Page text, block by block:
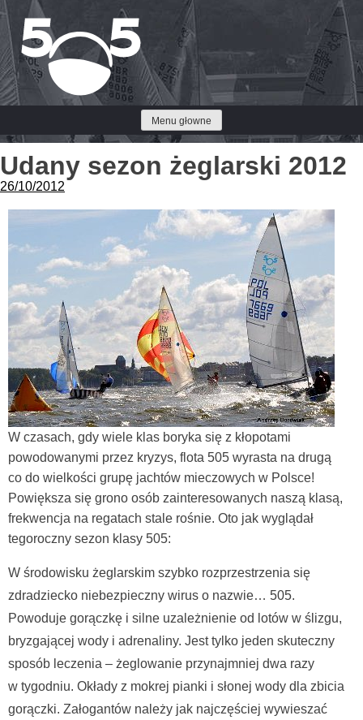
Przejdź
do
treści
Menu głowne
Udany sezon żeglarski 2012
26/10/2012
W czasach, gdy wiele klas boryka się z kłopotami
powodowanymi przez kryzys, flota 505 wyrasta na drugą
co do wielkości grupę jachtów mieczowych w Polsce!
Powiększa się grono osób zainteresowanych naszą klasą,
frekwencja na regatach stale rośnie. Oto jak wyglądał
tegoroczny sezon klasy 505:
W środowisku żeglarskim szybko rozprzestrzenia się
zdradziecko niebezpieczny wirus o nazwie… 505.
Powoduje gorączkę i silne uzależnienie od lotów w ślizgu,
bryzgającej wody i adrenaliny. Jest tylko jeden skuteczny
sposób leczenia – żeglowanie przynajmniej dwa razy
w tygodniu. Okłady z mokrej pianki i słonej wody dla zbicia
gorączki. Załogantów należy jak najczęściej wywieszać